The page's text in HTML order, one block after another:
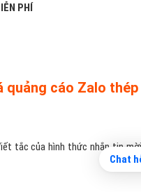
PHÍ
quảng cáo Zalo
tắc của hình thức nhắn tin
Chat